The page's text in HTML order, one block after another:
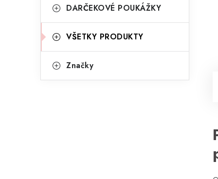
DARČEKOVÉ POUKÁŽKY
VŠETKY PRODUKTY
Značky